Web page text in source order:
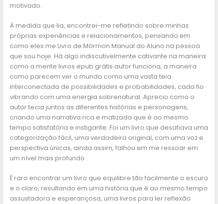
motivado.
À medida que lia, encontrei-me refletindo sobre minhas
próprias experiências e relacionamentos, pensando em
como eles me Livro de Mórmon Manual do Aluno na pessoa
que sou hoje. Há algo indiscutivelmente cativante na maneira
como a mente livros epub grátis autor funciona, a maneira
como parecem ver o mundo como uma vasta teia
interconectada de possibilidades e probabilidades, cada fio
vibrando com uma energia sobrenatural. Aprecio como o
autor tecia juntos as diferentes histórias e personagens,
criando uma narrativa rica e matizada que é ao mesmo
tempo satisfatória e instigante. Foi um livro que desafiava uma
categorização fácil, uma verdadeira original, com uma voz e
perspectiva únicas, ainda assim, falhou em me ressoar em
um nível mais profundo.
É raro encontrar um livro que equilibre tão facilmente o escuro
e o claro, resultando em uma história que é ao mesmo tempo
assustadora e esperançosa, uma livros para ler reflexão